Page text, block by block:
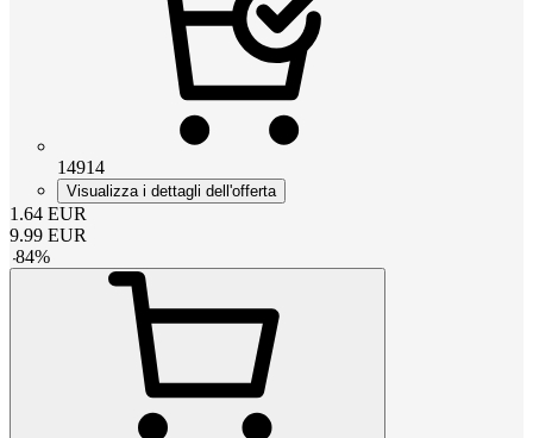
14914
Visualizza i dettagli dell'offerta
1.64 EUR
9.99 EUR
-84%